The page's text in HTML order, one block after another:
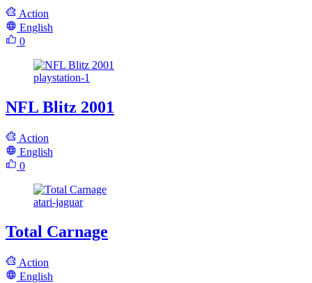
Action
English
0
playstation-1
NFL Blitz 2001
Action
English
0
atari-jaguar
Total Carnage
Action
English